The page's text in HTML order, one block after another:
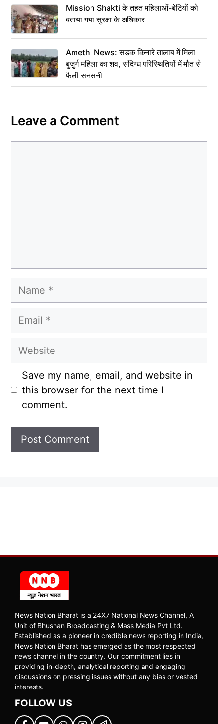
Mission Shakti के तहत महिलाओं-बेटियों को
बताया गया सुरक्षा के अधिकार
Amethi News: सड़क किनारे तालाब में मिला
बुजुर्ग महिला का शव, संदिग्ध परिस्थितियों में मौत से
फैली सनसनी
Leave a Comment
Name
Email
Website
Save my name, email, and website in
this browser for the next time I
comment.
News Nation Bharat is a 24X7 National News Channel, A
Unit of Bhushan Broadcasting & Mass Media Pvt Ltd.
Established as a pioneer in credible news reporting in India,
News Nation Bharat has emerged as the most respected
news channel in the country. Our commitment lies in
providing in-depth, analytical reporting and engaging
discussions on pressing issues without any bias or vested
interests.
FOLLOW US